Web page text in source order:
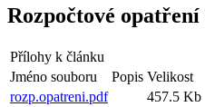
Rozpočtové opatření
Přílohy k článku
Jméno souboru
Popis Velikost
rozp.opatreni.pdf
457.5 Kb